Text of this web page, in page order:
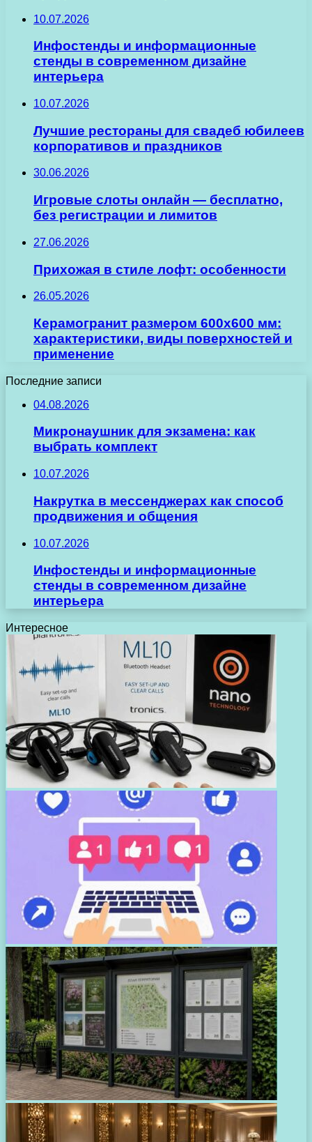
10.07.2026
Инфостенды и информационные
стенды в современном дизайне
интерьера
10.07.2026
Лучшие рестораны для свадеб юбилеев
корпоративов и праздников
30.06.2026
Игровые слоты онлайн — бесплатно,
без регистрации и лимитов
27.06.2026
Прихожая в стиле лофт: особенности
26.05.2026
Керамогранит размером 600х600 мм:
характеристики, виды поверхностей и
применение
Последние записи
04.08.2026
Микронаушник для экзамена: как
выбрать комплект
10.07.2026
Накрутка в мессенджерах как способ
продвижения и общения
10.07.2026
Инфостенды и информационные
стенды в современном дизайне
интерьера
Интересное